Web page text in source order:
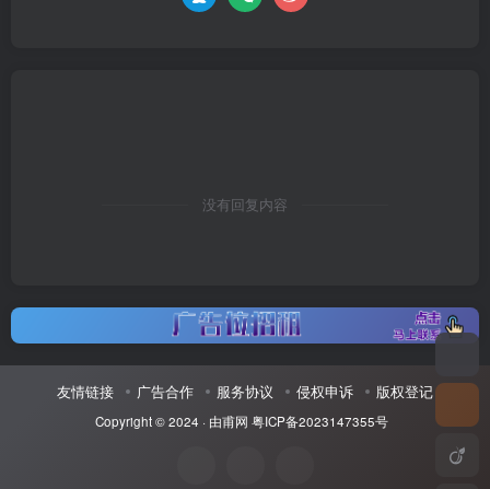
没有回复内容
友情链接 广告合作 服务协议 侵权申诉 版权登记
Copyright © 2024 · 由甫网 粤ICP备2023147355号